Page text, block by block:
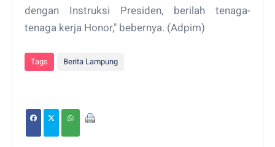
dengan Instruksi Presiden, berilah tenaga-
tenaga kerja Honor," bebernya. (Adpim)
Tags Berita Lampung